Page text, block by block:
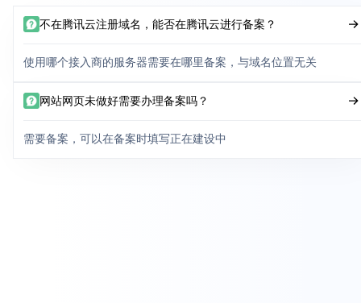
不在腾讯云注册域名，能否在腾讯云进行备案？
使用哪个接入商的服务器需要在哪里备案，与域名位置无关
网站网页未做好需要办理备案吗？
需要备案，可以在备案时填写正在建设中